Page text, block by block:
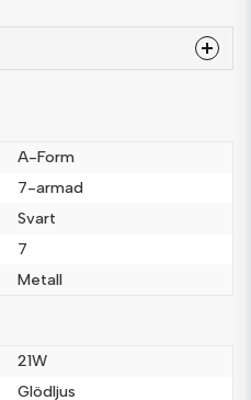
A-Form
7-armad
Svart
7
Metall
21W
Glödljus